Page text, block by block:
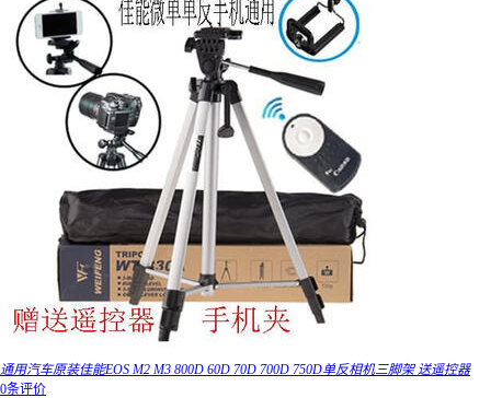
通用汽车原装佳能EOS M2 M3 800D 60D 70D 700D 750D单反相机三脚架 送遥控器
0条评价